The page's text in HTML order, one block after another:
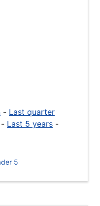
- Last quarter
- Last 5 years -
5